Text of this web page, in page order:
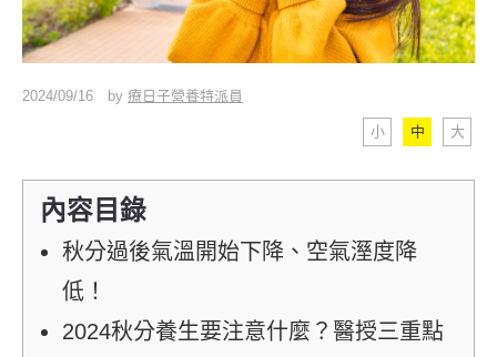
2024/09/16 by 療日子營養特派員
小 中 大
內容目錄
秋分過後氣溫開始下降、空氣溼度降
低！
2024秋分養生要注意什麼？醫授三重點